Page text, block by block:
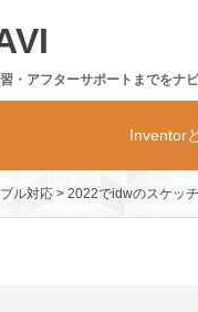
・アフターサポートまでをナ
Inventor
Inventorの動
製品体系
ル対応 > 2022でidwのスケッ